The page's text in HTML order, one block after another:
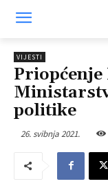
VIJESTI
politike
26. svibnja 2021.